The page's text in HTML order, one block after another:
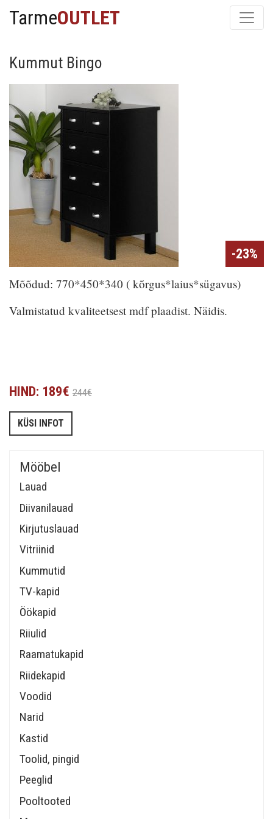
TarmeOUTLET
Mööbel
Lauad
Diivanilauad
Kirjutuslauad
Vitriinid
Kummutid
TV-kapid
Öökapid
Riiulid
Raamatukapid
Riidekapid
Voodid
Narid
Kastid
Toolid, pingid
Peeglid
Pooltooted
Kummut Bingo
-23%
Mõõdud: 770*450*340 ( kõrgus*laius*sügavus)
Valmistatud kvaliteetsest mdf plaadist. Näidis.
HIND: 189€ 244€
KÜSI INFOT